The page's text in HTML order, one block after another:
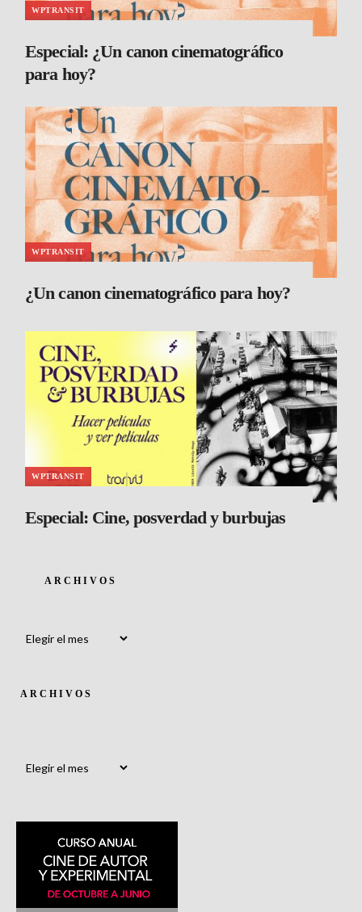
WPTRANSIT
Especial: ¿Un canon cinematográfico
para hoy?
WPTRANSIT
¿Un canon cinematográfico para hoy?
WPTRANSIT
Especial: Cine, posverdad y burbujas
ARCHIVOS
ARCHIVOS